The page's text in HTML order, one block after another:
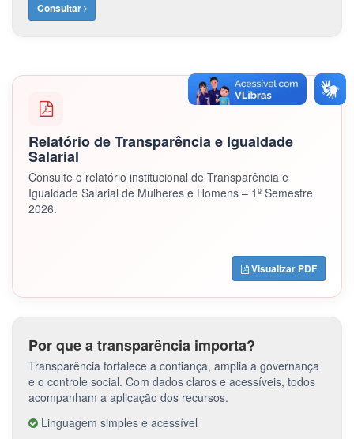
Consultar
Relatório de Transparência e Igualdade
Salarial
Consulte o relatório institucional de Transparência e
Igualdade Salarial de Mulheres e Homens – 1º Semestre
2026.
Visualizar PDF
Por que a transparência importa?
Transparência fortalece a confiança, amplia a governança
e o controle social. Com dados claros e acessíveis, todos
acompanham a aplicação dos recursos.
Linguagem simples e acessível